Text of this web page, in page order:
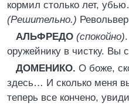
кормил столько лет,
(Решительно.)
АЛЬФРЕДО (спокойно)
оружейнику в чистку. Вы
ДОМЕНИКО. О боже,
здесь… И сколько меня
теперь все кончено,